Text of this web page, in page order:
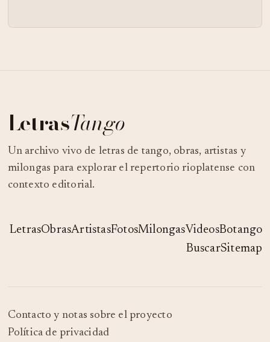
LetrasTango
Un archivo vivo de letras de tango, obras, artistas y
milongas para explorar el repertorio rioplatense con
contexto editorial.
LetrasObrasArtistasFotosMilongasVideosBotango
BuscarSitemap
Contacto y notas sobre el proyecto
Política de privacidad